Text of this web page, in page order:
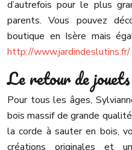
d’autrefois pour le plus
parents. Vous pouvez
boutique en Isère mais
http://www.jardindeslutins.fr/
Le retour de
Pour tous les âges,
bois massif de grande
la corde à sauter en bois,
créations originales et